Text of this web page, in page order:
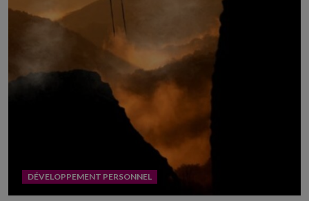
DÉVELOPPEMENT PERSONNEL